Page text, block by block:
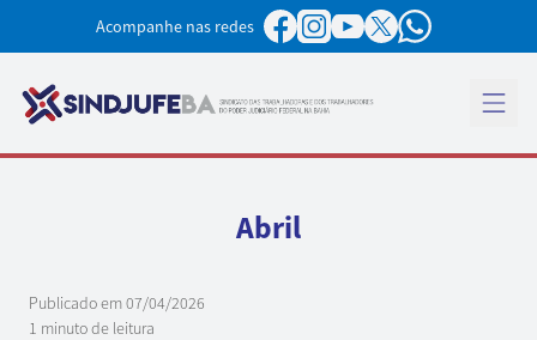
Acompanhe nas redes
Abrir
Abril
Publicado em07/04/2026
1 minuto de leitura